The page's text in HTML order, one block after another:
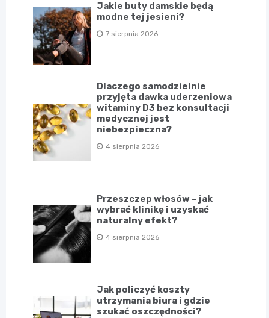
Jakie buty damskie będą
modne tej jesieni?
7 sierpnia 2026
Dlaczego samodzielnie
przyjęta dawka uderzeniowa
witaminy D3 bez konsultacji
medycznej jest
niebezpieczna?
4 sierpnia 2026
Przeszczep włosów – jak
wybrać klinikę i uzyskać
naturalny efekt?
4 sierpnia 2026
Jak policzyć koszty
utrzymania biura i gdzie
szukać oszczędności?